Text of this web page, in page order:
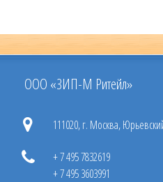
ООО «ЗИП-М Ритейл»
111020, г. Москва,
+ 7 495 7832619
+ 7 495 3603991